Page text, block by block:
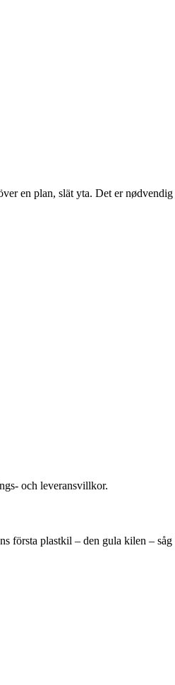
en plan, slät yta. Det er
och leveransvillkor.
första plastkil – den gula kilen – såg